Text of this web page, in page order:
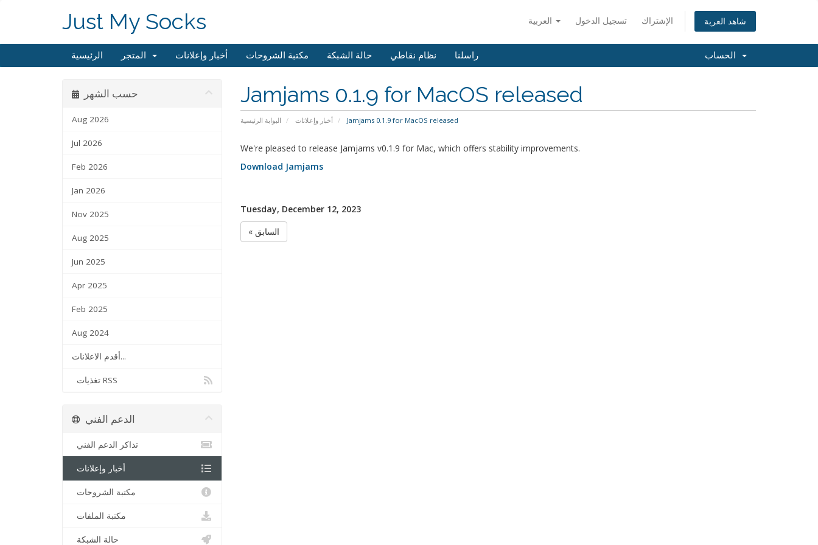
تسجيل الدخول الإشتراك شاهد العربة Just My Socks
الرئيسية أخبار وإعلانات مكتبة الشروحات حالة الشبكة نظام نقاطي راسلنا
Jamjams 0.1.9 for MacOS released
البوابة الرئيسية أخبار وإعلانات Jamjams 0.1.9 for MacOS released
حسب الشهر
Aug 2026
Jul 2026
Feb 2026
Jan 2026
Nov 2025
Aug 2025
Jun 2025
Apr 2025
Feb 2025
Aug 2024
أقدم الاعلانات...
تغذيات RSS
We're pleased to release Jamjams v0.1.9 for Mac, which offers stability improvements.
Download Jamjams
Tuesday, December 12, 2023
« السابق
الدعم الفني
تذاكر الدعم الفني
أخبار وإعلانات
مكتبة الشروحات
مكتبة الملفات
حالة الشبكة